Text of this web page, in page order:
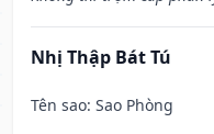
Nhị Thập Bát Tú
Tên sao: Sao Phòng